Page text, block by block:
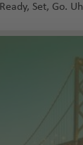
Set, Go.